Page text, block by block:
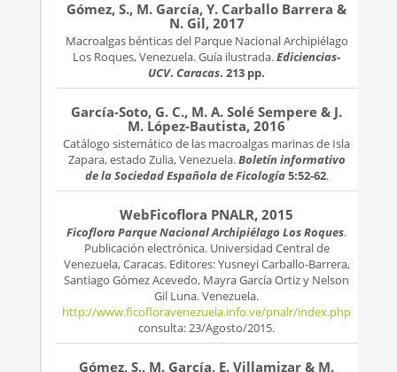
Gómez, S., M. García, Y. Carballo Barrera &
N. Gil, 2017
Macroalgas bénticas del Parque Nacional Archipiélago
Los Roques, Venezuela. Guía ilustrada.Ediciencias-
UCV. Caracas. 213 pp.
García-Soto, G. C., M. A. Solé Sempere & J.
M. López-Bautista, 2016
Catálogo sistemático de las macroalgas marinas de Isla
Zapara, estado Zulia, Venezuela.Boletín informativo
de la Sociedad Española de Ficología5:52-62.
WebFicoflora PNALR, 2015
Ficoflora Parque Nacional Archipiélago Los Roques.
Publicación electrónica. Universidad Central de
Venezuela, Caracas. Editores: Yusneyi Carballo-Barrera,
Santiago Gómez Acevedo, Mayra García Ortiz y Nelson
Gil Luna. Venezuela.
http://www.ficofloravenezuela.info.ve/pnalr/index.php
consulta: 23/Agosto/2015.
Gómez, S., M. García, E. Villamizar & M.